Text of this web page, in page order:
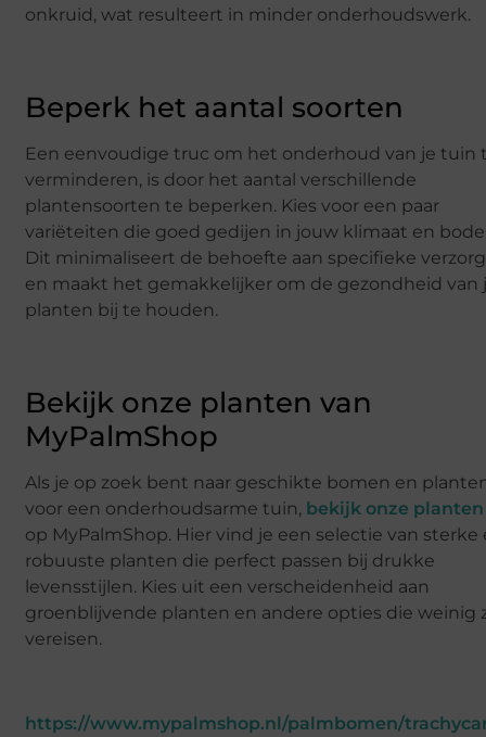
onkruid, wat resulteert in minder onderhoudswerk.
Beperk het aantal soorten
Een eenvoudige truc om het onderhoud van je tuin
verminderen, is door het aantal verschillende
plantensoorten te beperken. Kies voor een paar
variëteiten die goed gedijen in jouw klimaat en
Dit minimaliseert de behoefte aan specifieke
en maakt het gemakkelijker om de gezondheid van
planten bij te houden.
Bekijk onze planten van
MyPalmShop
Als je op zoek bent naar geschikte bomen en
voor een onderhoudsarme tuin, bekijk onze planten
op MyPalmShop. Hier vind je een selectie van sterke
robuuste planten die perfect passen bij drukke
levensstijlen. Kies uit een verscheidenheid aan
groenblijvende planten en andere opties die weinig
vereisen.
https://www.mypalmshop.nl/palmbomen/